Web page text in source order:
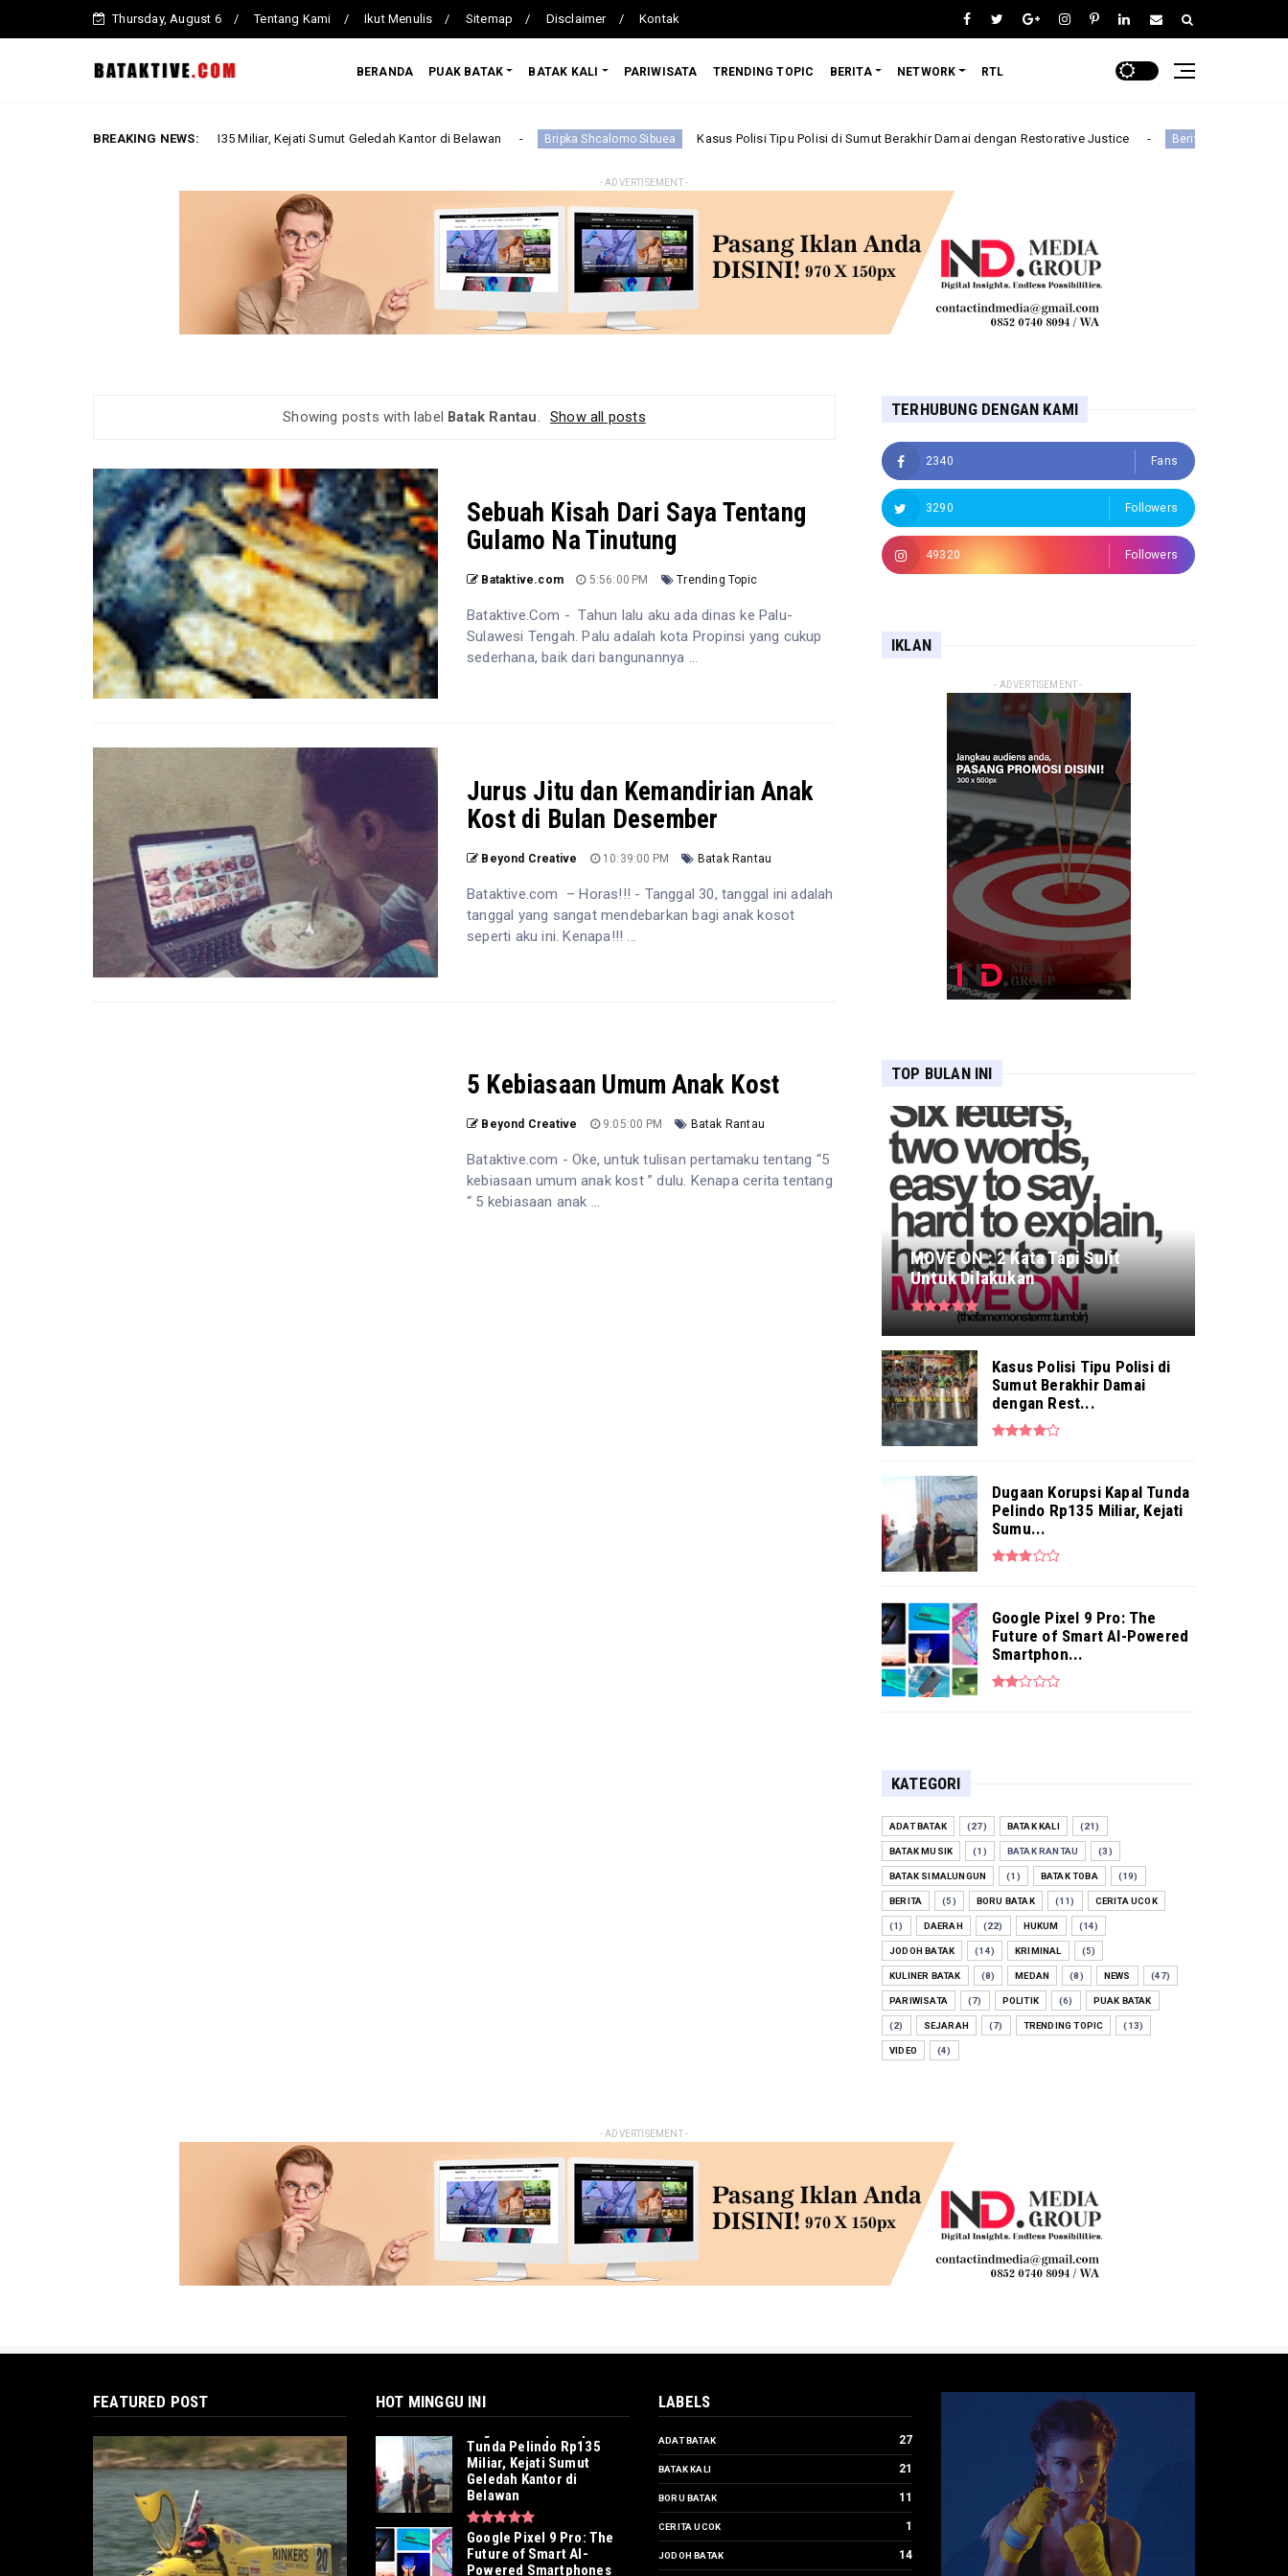
Thursday, August 6 Tentang Kami Ikut Menulis Sitemap Disclaimer Kontak
BERANDA PUAK BATAK BATAK KALI PARIWISATA TRENDING TOPIC BERITA NETWORK RTL
BREAKING NEWS:
Tunda Pelindo Rp135 Miliar, Kejati Sumut Geledah Kantor di Belawan Bripka Shcalomo Sibuea Kasus Polisi Tipu Polisi di Sumut Berakhir Damai dengan Restorative Justice Berita Gedung Dinas
- ADVERTISEMENT -
Showing posts with label Batak Rantau. Show all posts
Sebuah Kisah Dari Saya Tentang
Gulamo Na Tinutung
Bataktive.com 5:56:00 PM Trending Topic
Bataktive.Com - Tahun lalu aku ada dinas ke Palu-
Sulawesi Tengah. Palu adalah kota Propinsi yang cukup
sederhana, baik dari bangunannya ...
Jurus Jitu dan Kemandirian Anak
Kost di Bulan Desember
Beyond Creative 10:39:00 PM Batak Rantau
Bataktive.com – Horas!!! - Tanggal 30, tanggal ini adalah
tanggal yang sangat mendebarkan bagi anak kosot
seperti aku ini. Kenapa!!! ...
5 Kebiasaan Umum Anak Kost
Beyond Creative 9:05:00 PM Batak Rantau
Bataktive.com - Oke, untuk tulisan pertamaku tentang “5
kebiasaan umum anak kost ” dulu. Kenapa cerita tentang
“ 5 kebiasaan anak ...
TERHUBUNG DENGAN KAMI
2340 Fans
3290 Followers
49320 Followers
IKLAN
- ADVERTISEMENT -
TOP BULAN INI
MOVE ON : 2 Kata Tapi Sulit
Untuk Dilakukan
Kasus Polisi Tipu Polisi di
Sumut Berakhir Damai
dengan Rest...
Dugaan Korupsi Kapal Tunda
Pelindo Rp135 Miliar, Kejati
Sumu...
Google Pixel 9 Pro: The
Future of Smart AI-Powered
Smartphon...
KATEGORI
ADAT BATAK (27) BATAK KALI (21)
BATAK MUSIK (1) BATAK RANTAU (3)
BATAK SIMALUNGUN (1) BATAK TOBA (19)
BERITA (5) BORU BATAK (11) CERITA UCOK
(1) DAERAH (22) HUKUM (14)
JODOH BATAK (14) KRIMINAL (5)
KULINER BATAK (8) MEDAN (8) NEWS (47)
PARIWISATA (7) POLITIK (6) PUAK BATAK
(2) SEJARAH (7) TRENDING TOPIC (13)
VIDEO (4)
- ADVERTISEMENT -
FEATURED POST HOT MINGGU INI
Tunda Pelindo Rp135
Miliar, Kejati Sumut
Geledah Kantor di
Belawan
Google Pixel 9 Pro: The
Future of Smart AI-
Powered Smartphones
LABELS
ADAT BATAK 27
BATAK KALI 21
BORU BATAK 11
CERITA UCOK 1
JODOH BATAK 14